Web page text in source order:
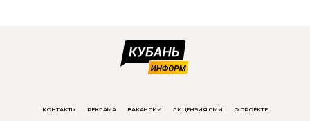
КОНТАКТЫ РЕКЛАМА ВАКАНСИИ ЛИЦЕНЗИЯ СМИ О ПРОЕКТЕ